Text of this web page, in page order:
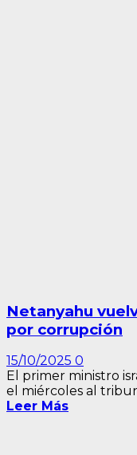
Netanyahu
por corrupción
15/10/2025 0
El primer ministro
el miércoles al
Leer Más